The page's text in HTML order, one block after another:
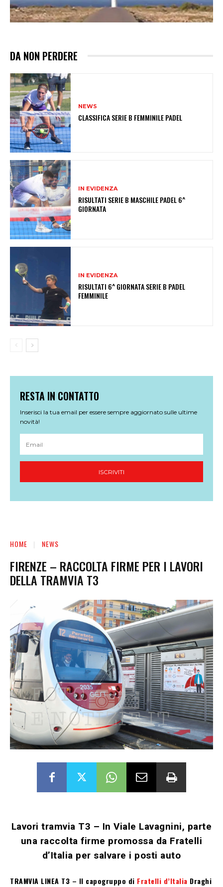
DA NON PERDERE
NEWS
CLASSIFICA SERIE B FEMMINILE PADEL
IN EVIDENZA
RISULTATI SERIE B MASCHILE PADEL 6^
GIORNATA
IN EVIDENZA
RISULTATI 6^ GIORNATA SERIE B PADEL
FEMMINILE
RESTA IN CONTATTO
Inserisci la tua email per essere sempre aggiornato sulle ultime
novità!
ISCRIVITI